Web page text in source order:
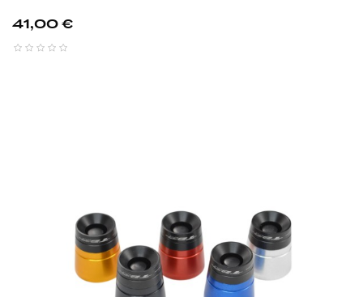
Prix
41,00 €